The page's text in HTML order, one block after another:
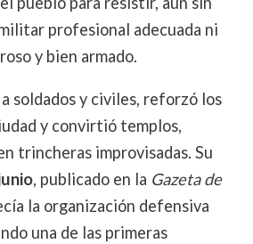
profesional adecuada ni
y bien armado.
soldados y civiles, reforzó los
y convirtió templos,
trincheras improvisadas. Su
, publicado en la Gazeta de
la organización defensiva
una de las primeras